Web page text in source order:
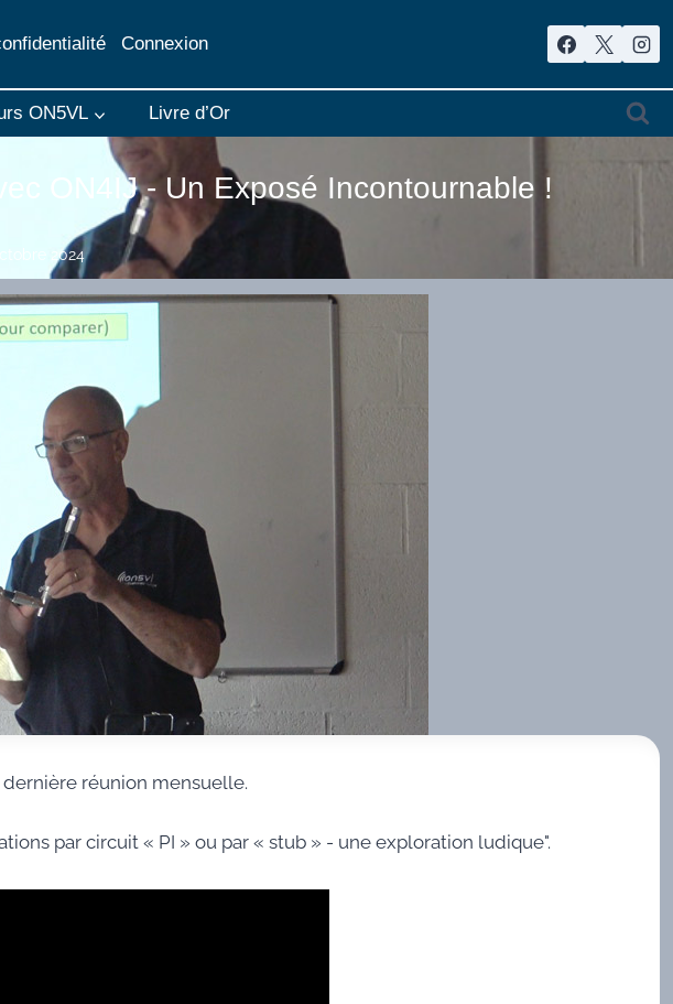
Connexion
ON5VL Livre d’Or
ON4IJ - Un Exposé Incontournable !
2024
réunion mensuelle.
par circuit « PI » ou par « stub » - une exploration ludique".